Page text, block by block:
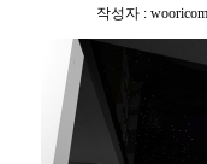
작성자 :